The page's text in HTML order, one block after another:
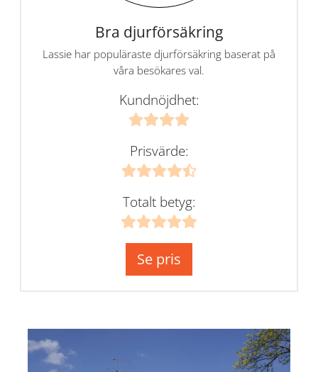
Bra djurförsäkring
Lassie har populäraste djurförsäkring baserat på
våra besökares val.
Kundnöjdhet:
Prisvärde:
Totalt betyg:
Se pris